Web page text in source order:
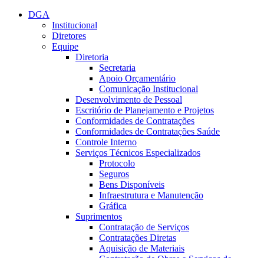
Conteúdo principal
DGA
Institucional
Diretores
Equipe
Diretoria
Secretaria
Apoio Orçamentário
Comunicação Institucional
Desenvolvimento de Pessoal
Escritório de Planejamento e Projetos
Conformidades de Contratações
Conformidades de Contratações Saúde
Controle Interno
Serviços Técnicos Especializados
Protocolo
Seguros
Bens Disponíveis
Infraestrutura e Manutenção
Gráfica
Suprimentos
Contratação de Serviços
Contratações Diretas
Aquisição de Materiais